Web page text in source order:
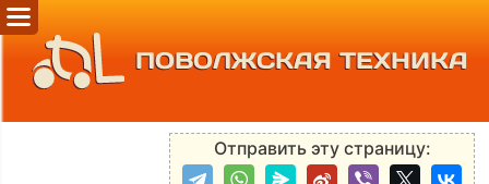
ПОВОЛЖСКАЯ ТЕХНИКА
Отправить эту страницу: